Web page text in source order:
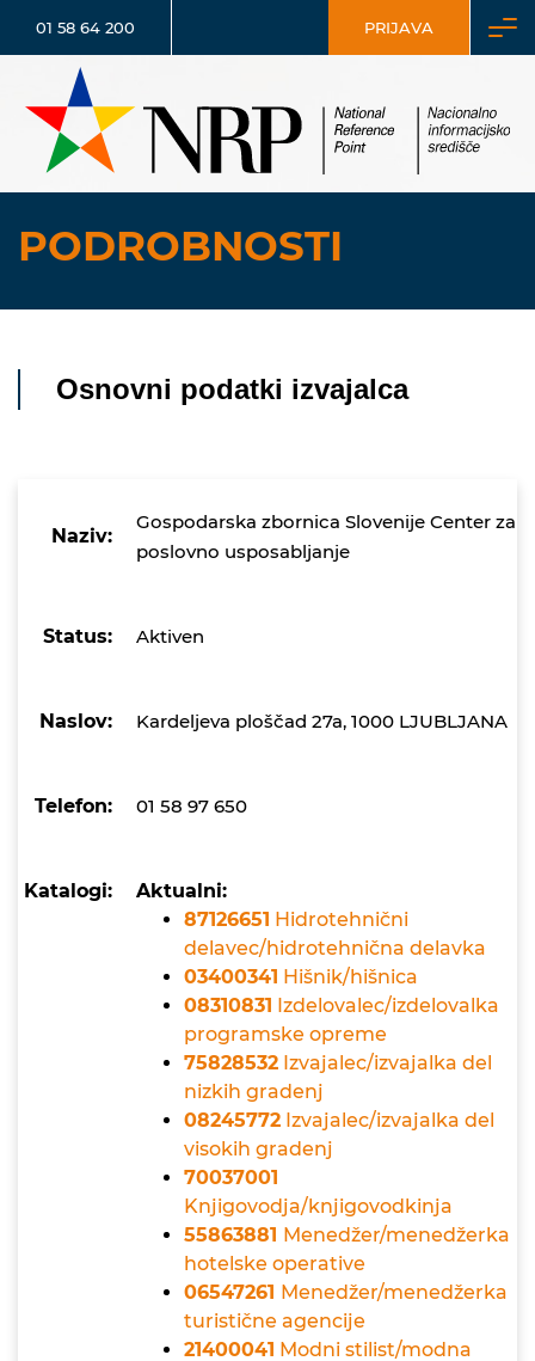
01 58 64 200 PRIJAVA
PODROBNOSTI
Osnovni podatki izvajalca
Naziv:
Gospodarska zbornica Slovenije Center za
poslovno usposabljanje
Status: Aktiven
Naslov: Kardeljeva ploščad 27a, 1000 LJUBLJANA
Telefon: 01 58 97 650
Katalogi:
Aktualni:
87126651 Hidrotehnični
delavec/hidrotehnična delavka
03400341 Hišnik/hišnica
08310831 Izdelovalec/izdelovalka
programske opreme
75828532 Izvajalec/izvajalka del
nizkih gradenj
08245772 Izvajalec/izvajalka del
visokih gradenj
70037001
Knjigovodja/knjigovodkinja
55863881 Menedžer/menedžerka
hotelske operative
06547261 Menedžer/menedžerka
turistične agencije
21400041 Modni stilist/modna